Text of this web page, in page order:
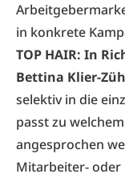
in konkrete
TOP HAIR: In
Bettina Klier-
selektiv in die
passt zu
angesprochen
Mitarbeiter- oder